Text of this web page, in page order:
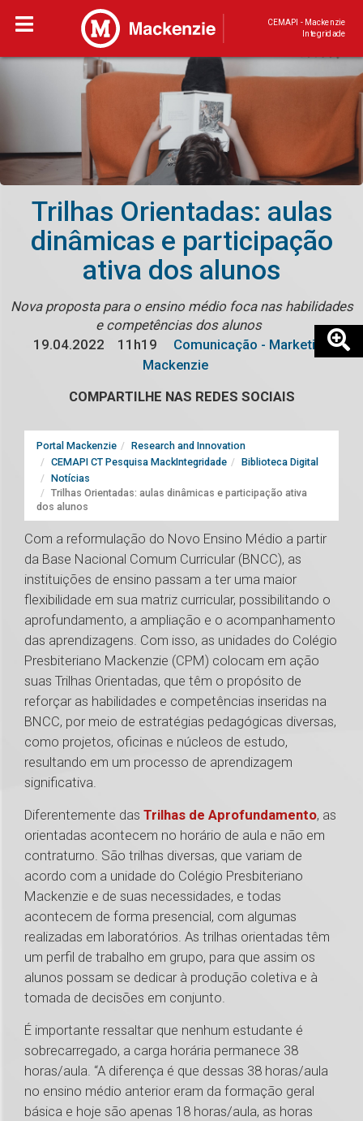
CEMAPI - Mackenzie
Integridade
Trilhas Orientadas: aulas
dinâmicas e participação
ativa dos alunos
Nova proposta para o ensino médio foca nas habilidades
e competências dos alunos
19.04.2022
11h19
Comunicação - Marketing
Mackenzie
COMPARTILHE NAS REDES SOCIAIS
Portal Mackenzie
Research and Innovation
CEMAPI CT Pesquisa MackIntegridade
Biblioteca Digital
Notícias
Trilhas Orientadas: aulas dinâmicas e participação ativa
dos alunos
Com a reformulação do Novo Ensino Médio a partir
da Base Nacional Comum Curricular (BNCC), as
instituições de ensino passam a ter uma maior
flexibilidade em sua matriz curricular, possibilitando o
aprofundamento, a ampliação e o acompanhamento
das aprendizagens. Com isso, as unidades do Colégio
Presbiteriano Mackenzie (CPM) colocam em ação
suas Trilhas Orientadas, que têm o propósito de
reforçar as habilidades e competências inseridas na
BNCC, por meio de estratégias pedagógicas diversas,
como projetos, oficinas e núcleos de estudo,
resultando em um processo de aprendizagem
significativa.
Diferentemente das Trilhas de Aprofundamento, as
orientadas acontecem no horário de aula e não em
contraturno. São trilhas diversas, que variam de
acordo com a unidade do Colégio Presbiteriano
Mackenzie e de suas necessidades, e todas
acontecem de forma presencial, com algumas
realizadas em laboratórios. As trilhas orientadas têm
um perfil de trabalho em grupo, para que assim os
alunos possam se dedicar à produção coletiva e à
tomada de decisões em conjunto.
É importante ressaltar que nenhum estudante é
sobrecarregado, a carga horária permanece 38
horas/aula. “A diferença é que dessas 38 horas/aula
no ensino médio anterior eram da formação geral
básica e hoje são apenas 18 horas/aula, as horas